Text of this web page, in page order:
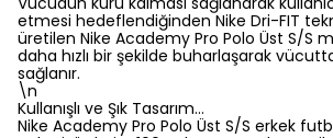
etmesi hedeflendiğinden Nike Dri-FIT
üretilen Nike Academy Pro Polo Üst S/S
daha hızlı bir şekilde buharlaşarak
sağlanır.
\n
Kullanışlı ve Şık Tasarım…
Nike Academy Pro Polo Üst S/S erkek